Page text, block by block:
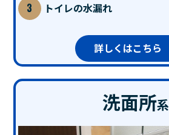
トイレの水漏れ
詳しくはこちら
洗面所系